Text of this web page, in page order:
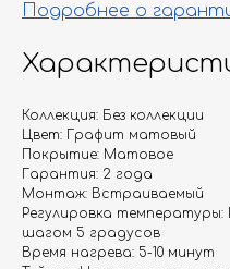
Подробнее о
Коллекция: Без коллекции
Цвет: Графит матовый
Покрытие: Матовое
Гарантия: 2 года
Монтаж: Встраиваемый
Регулировка температуры:
шагом 5 градусов
Время нагрева: 5-10 минут